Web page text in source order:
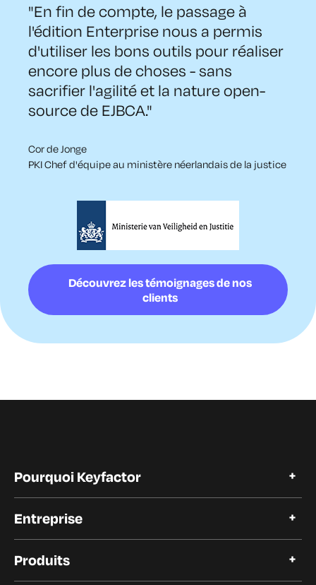
"En fin de compte, le passage à
l'édition Enterprise nous a permis
d'utiliser les bons outils pour réaliser
encore plus de choses - sans
sacrifier l'agilité et la nature open-
source de EJBCA."
Cor de Jonge
PKI Chef d'équipe au ministère néerlandais de la justice
Découvrez les témoignages de nos
clients
Pourquoi Keyfactor
Témoignages de clients
Entreprise
Carrières
Produits